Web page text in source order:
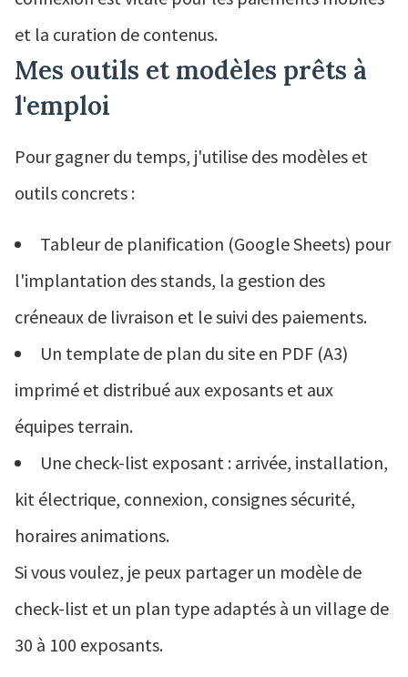
et la curation de contenus.
Mes outils et modèles prêts à
l'emploi
Pour gagner du temps, j'utilise des modèles et
outils concrets :
Tableur de planification (Google Sheets) pour
l'implantation des stands, la gestion des
créneaux de livraison et le suivi des paiements.
Un template de plan du site en PDF (A3)
imprimé et distribué aux exposants et aux
équipes terrain.
Une check-list exposant : arrivée, installation,
kit électrique, connexion, consignes sécurité,
horaires animations.
Si vous voulez, je peux partager un modèle de
check-list et un plan type adaptés à un village de
30 à 100 exposants.